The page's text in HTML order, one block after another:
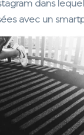
dans
avec un